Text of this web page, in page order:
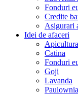
Fonduri
Credite
Asigurari
Idei de afaceri
Apicultura
Catina
Fonduri
Goji
Lavanda
Paulownia